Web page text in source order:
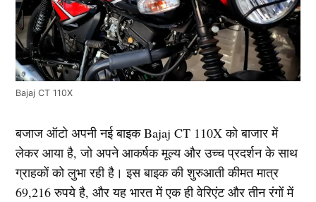
Bajaj CT 110X
बजाज ऑटो अपनी नई बाइक Bajaj CT 110X को बाजार में
लेकर आया है, जो अपने आकर्षक मूल्य और उच्च प्रदर्शन के साथ
ग्राहकों को लुभा रही है। इस बाइक की शुरुआती कीमत मात्र
69,216 रुपये है, और यह भारत में एक ही वेरिएंट और तीन रंगों में